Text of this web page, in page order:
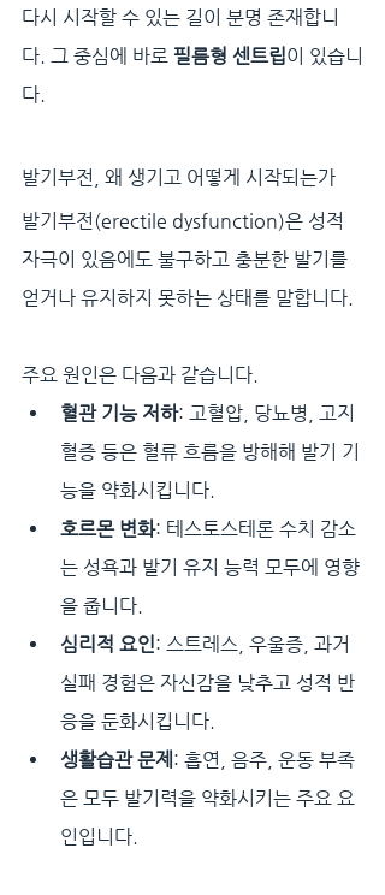
다시 시작할 수 있는 길이 분명 존재합니
다. 그 중심에 바로 필름형 센트립이 있습니
다.
발기부전, 왜 생기고 어떻게 시작되는가
발기부전(erectile dysfunction)은 성적
자극이 있음에도 불구하고 충분한 발기를
얻거나 유지하지 못하는 상태를 말합니다.
주요 원인은 다음과 같습니다.
혈관 기능 저하: 고혈압, 당뇨병, 고지
혈증 등은 혈류 흐름을 방해해 발기 기
능을 약화시킵니다.
호르몬 변화: 테스토스테론 수치 감소
는 성욕과 발기 유지 능력 모두에 영향
을 줍니다.
심리적 요인: 스트레스, 우울증, 과거
실패 경험은 자신감을 낮추고 성적 반
응을 둔화시킵니다.
생활습관 문제 : 흡연, 음주, 운동 부족
은 모두 발기력을 약화시키는 주요 요
인입니다.